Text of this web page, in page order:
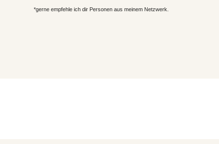
*gerne empfehle ich dir Personen aus meinem Netzwerk.